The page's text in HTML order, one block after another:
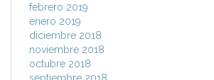
febrero 2019
enero 2019
diciembre 2018
noviembre 2018
octubre 2018